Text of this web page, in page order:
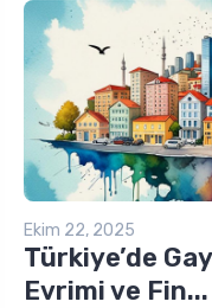
Ekim 22, 2025
Türkiye’de
Evrimi ve Fin...